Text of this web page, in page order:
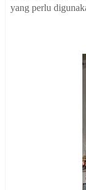
yang perlu